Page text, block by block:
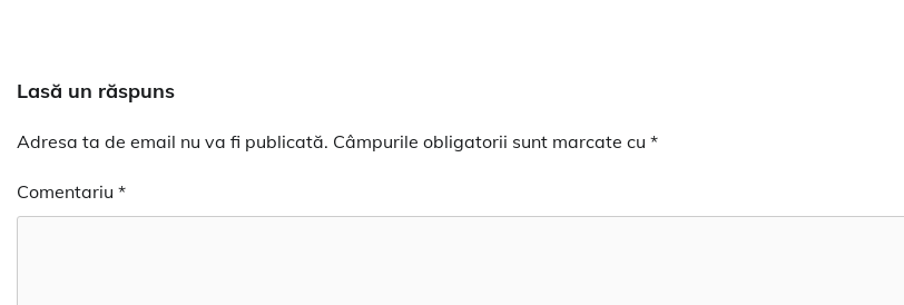
Lasă un răspuns
Adresa ta de email nu va fi publicată. Câmpurile obligatorii sunt marcate cu *
Comentariu *